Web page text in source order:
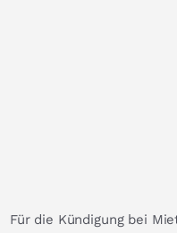
Für die Kündigung bei